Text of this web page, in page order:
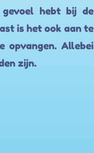
hebt bij de
is het ook aan te
opvangen. Allebei
zijn.